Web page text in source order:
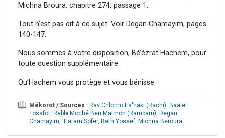
Michna Broura, chapitre 274, passage 1.
Tout n'est pas dit à ce sujet. Voir Degan Chamayim, pages
140-147.
Nous sommes à votre disposition, Bé’ézrat Hachem, pour
toute question supplémentaire.
Qu’Hachem vous protège et vous bénisse.
Mékorot / Sources : Rav Chlomo Its'haki (Rachi), Baalei
Tossfot, Rabbi Moché Ben Maimon (Rambam), Degan
Chamayim, 'Hatam Sofer, Beth Yossef, Michna Beroura.